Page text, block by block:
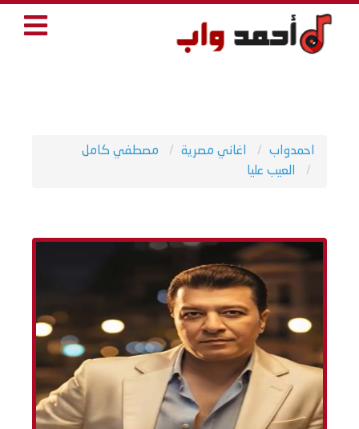
احمدواب اغاني مصرية
مصطفي كامل
العيب عليا